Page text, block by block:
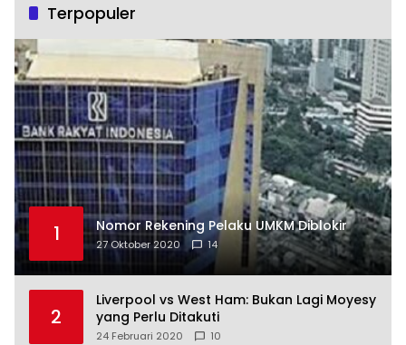
Terpopuler
1 Nomor Rekening Pelaku UMKM Diblokir
27 Oktober 2020 14
2
Liverpool vs West Ham: Bukan Lagi Moyesy
yang Perlu Ditakuti
24 Februari 2020 10